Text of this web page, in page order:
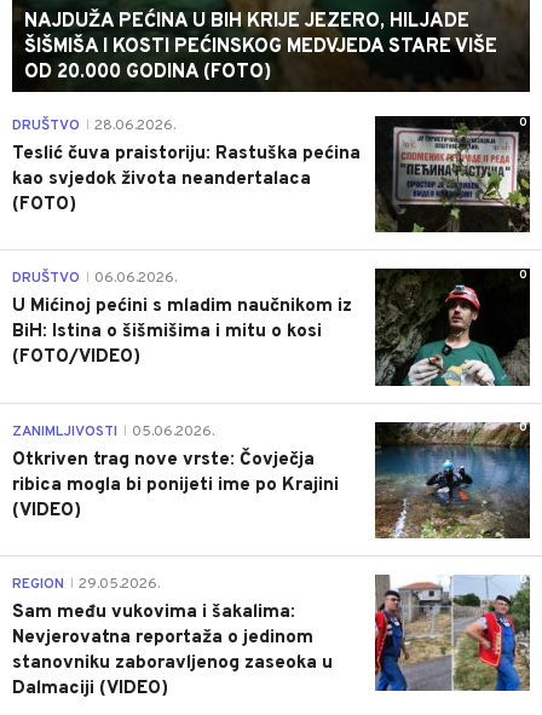
NAJDUŽA PEĆINA U BIH KRIJE JEZERO, HILJADE
ŠIŠMIŠA I KOSTI PEĆINSKOG MEDVJEDA STARE VIŠE
OD 20.000 GODINA (FOTO)
0
DRUŠTVO 28.06.2026.
Teslić čuva praistoriju: Rastuška pećina
kao svjedok života neandertalaca
(FOTO)
0
DRUŠTVO 06.06.2026.
U Mićinoj pećini s mladim naučnikom iz
BiH: Istina o šišmišima i mitu o kosi
(FOTO/VIDEO)
0
ZANIMLJIVOSTI 05.06.2026.
Otkriven trag nove vrste: Čovječja
ribica mogla bi ponijeti ime po Krajini
(VIDEO)
0
REGION 29.05.2026.
Sam među vukovima i šakalima:
Nevjerovatna reportaža o jedinom
stanovniku zaboravljenog zaseoka u
Dalmaciji (VIDEO)